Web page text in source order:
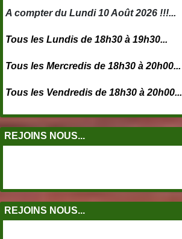
A compter du Lundi 10 Août 2026 !!!...
Tous les Lundis de 18h30 à 19h30...
Tous les Mercredis de 18h30 à 20h00...
Tous les Vendredis de 18h30 à 20h00...
REJOINS NOUS...
REJOINS NOUS...